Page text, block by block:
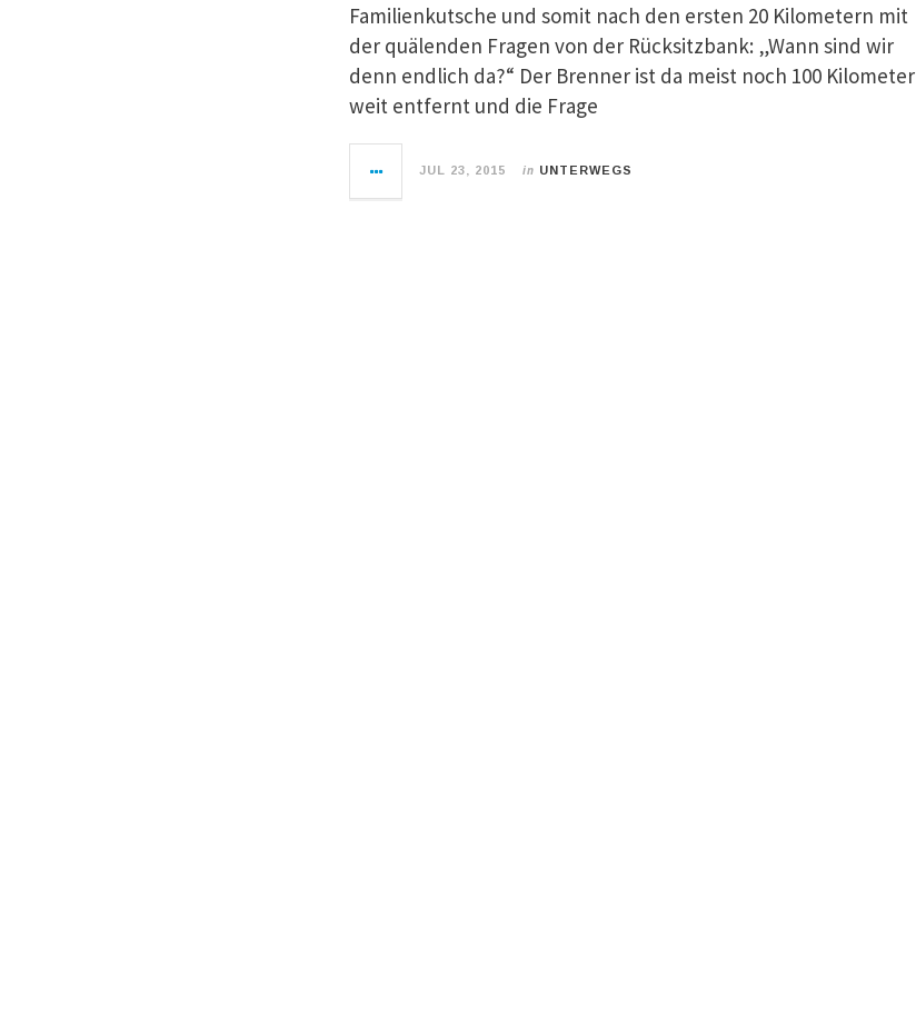
Familienkutsche und somit nach den ersten 20 Kilometern mit
der quälenden Fragen von der Rücksitzbank: „Wann sind wir
denn endlich da?“ Der Brenner ist da meist noch 100 Kilometer
weit entfernt und die Frage
JUL 23, 2015 in UNTERWEGS